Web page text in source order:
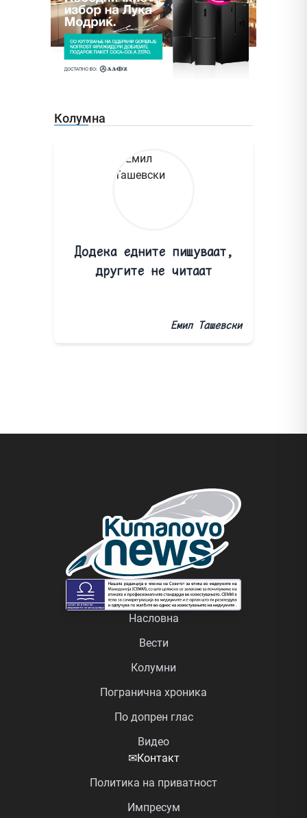
Колумна
Додека едните пишуваат,
другите не читаат
Емил Ташевски
Насловна
Вести
Колумни
Погранична хроника
По допрен глас
Видео
✉Контакт
Политика на приватност
Импресум